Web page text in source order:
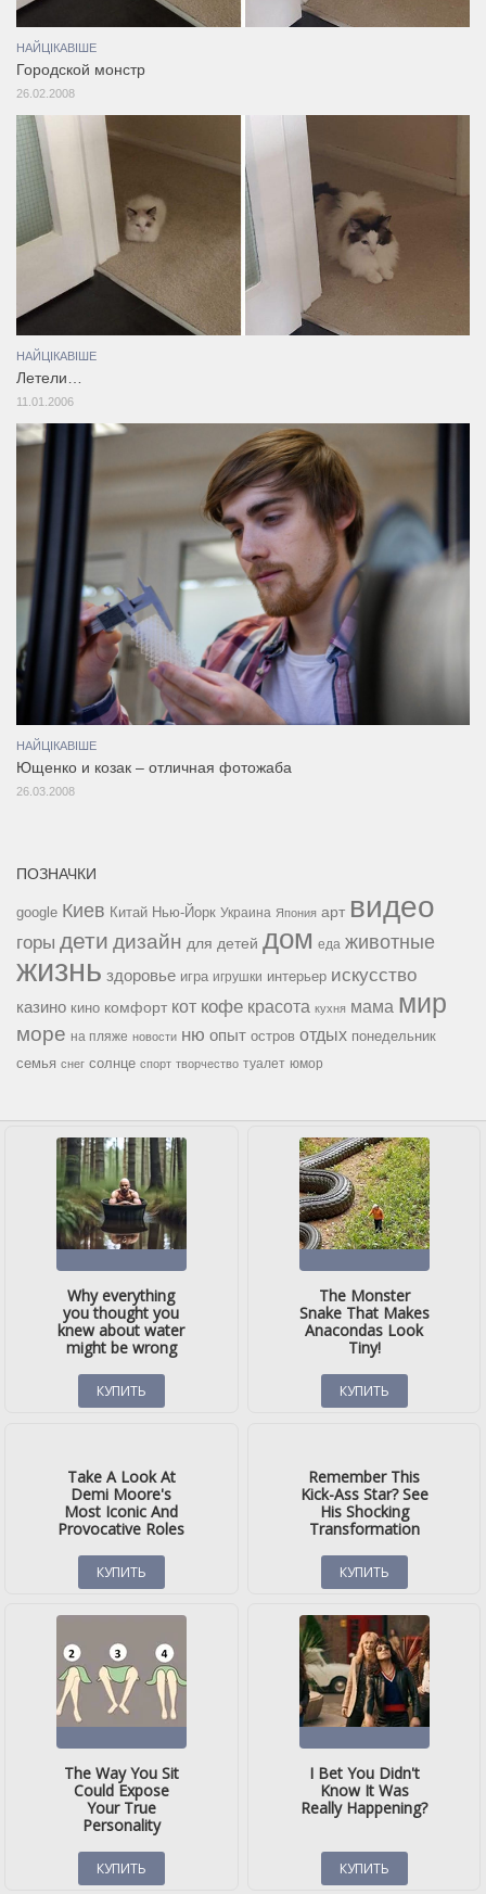
НАЙЦІКАВІШЕ
Городской монстр
26.02.2008
НАЙЦІКАВІШЕ
Летели…
11.01.2006
НАЙЦІКАВІШЕ
Ющенко и козак – отличная фотожаба
26.03.2008
ПОЗНАЧКИ
google Киев Китай Нью-Йорк Украина Япония арт видео
горы дети дизайн для детей дом еда животные
жизнь здоровье игра игрушки интерьер искусство
казино кино комфорт кот кофе красота кухня мама мир
море на пляже новости ню опыт остров отдых понедельник
семья снег солнце спорт творчество туалет юмор